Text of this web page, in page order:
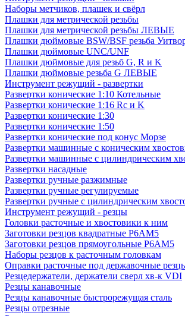
Наборы метчиков, плашек и свёрл
Плашки для метрической резьбы
Плашки для метрической резьбы ЛЕВЫЕ
Плашки дюймовые BSW/BSF резьба
Плашки дюймовые UNC/UNF
Плашки дюймовые для резьб G, R и K
Плашки дюймовые резьба G ЛЕВЫЕ
Инструмент режущий - развертки
Развертки конические 1:10 Котельные
Развертки конические 1:16 Rc и K
Развертки конические 1:30
Развертки конические 1:50
Развертки конические под конус Морзе
Развертки машинные с коническим
Развертки машинные с цилиндрическим
Развертки насадные
Развертки ручные разжимные
Развертки ручные регулируемые
Развертки ручные с цилиндрическим
Инструмент режущий - резцы
Головки расточные и хвостовики к ним
Заготовки резцов квадратные Р6АМ5
Заготовки резцов прямоугольные Р6АМ5
Наборы резцов к расточным головкам
Оправки расточные под державочные
Резцедержатели, держатели сверл хв-к VDI
Резцы канавочные
Резцы канавочные быстрорежущая сталь
Резцы отрезные